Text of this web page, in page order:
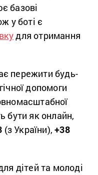
базові
у боті є
для отримання
пережити будь-
допомоги
бути як онлайн,
(з України),+38
дітей та молоді